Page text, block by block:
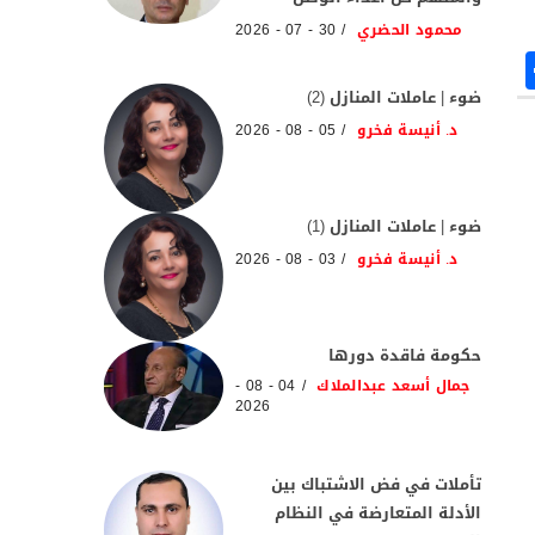
محمود الحضري 30 - 07 - 2026
ضوء | عاملات المنازل (2)
د. أنيسة فخرو 05 - 08 - 2026
ضوء | عاملات المنازل (1)
د. أنيسة فخرو 03 - 08 - 2026
حكومة فاقدة دورها
جمال أسعد عبدالملاك 04 - 08 -
2026
تأملات في فض الاشتباك بين
الأدلة المتعارضة في النظام